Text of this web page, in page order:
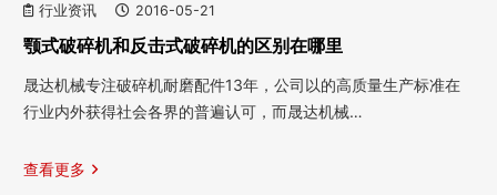
行业资讯 2016-05-21
颚式破碎机和反击式破碎机的区别在哪里
晟达机械专注破碎机耐磨配件13年，公司以的高质量生产标准在
行业内外获得社会各界的普遍认可，而晟达机械…
查看更多